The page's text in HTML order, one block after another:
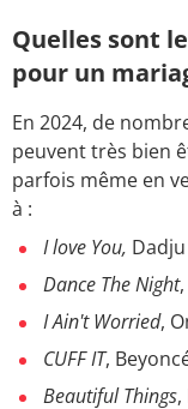
Quelles sont
pour un
En 2024, de
peuvent très bien
parfois même en
à :
I love You,
Dance The Night
I Ain't Worried,
CUFF IT,
Beautiful Things